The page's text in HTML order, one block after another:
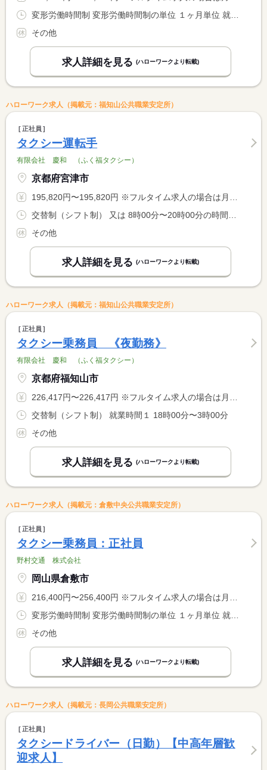
その他
求人詳細を見る (ハローワークより転載)
ハローワーク求人（掲載元：福知山公共職業安定所）
正社員
タクシー運転手
有限会社 慶和 （ふく福タクシー）
京都府宮津市
195,820円〜195,820円 ※フルタイム求人の場合は月額（換算額）、パート求人の場合は時間額を表示しています。
その他
求人詳細を見る (ハローワークより転載)
ハローワーク求人（掲載元：福知山公共職業安定所）
正社員
タクシー乗務員 《夜勤務》
有限会社 慶和 （ふく福タクシー）
京都府福知山市
226,417円〜226,417円 ※フルタイム求人の場合は月額（換算額）、パート求人の場合は時間額を表示しています。
交替制（シフト制） 就業時間１ 18時00分〜3時00分
その他
求人詳細を見る (ハローワークより転載)
ハローワーク求人（掲載元：倉敷中央公共職業安定所）
正社員
タクシー乗務員：正社員
野村交通 株式会社
岡山県倉敷市
216,400円〜256,400円 ※フルタイム求人の場合は月額（換算額）、パート求人の場合は時間額を表示しています。
その他
求人詳細を見る (ハローワークより転載)
ハローワーク求人（掲載元：長岡公共職業安定所）
正社員
タクシードライバー（日勤）【中高年層歓
迎求人】